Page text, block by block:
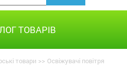
ТОВАРІВ
товари >> Освіжувачі повітря